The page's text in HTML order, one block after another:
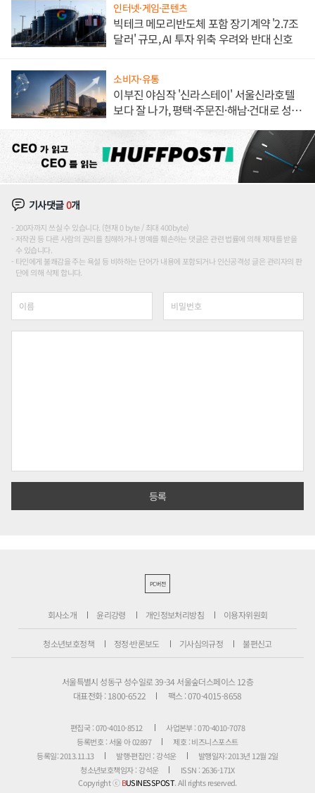
인터넷·게임·콘텐츠
빅테크 메모리반도체 포함 장기계약 '2.7조
달러' 규모, AI 투자 위축 우려와 반대 신호
소비자·유통
이부진 야심작 '신라스테이' 서울신라호텔
보다 잘 나가, 평택·주문진·해남·건대로 성
기사댓글0개
200자까지 쓰실 수 있습니다. (현재 0 byte / 최대 400byte)
저작권 등 다른 사람의 권리를 침해하거나 명예를 훼손하는 댓글은 관련 법률에 의해 제재를 받을
수 있습니다.
타인에게 불쾌감을 주는 욕설 등 비하하는 단어가 내용에 포함되거나 인신공격성 글은 관리자의 판
단에 의해 삭제 합니다.
PC버전
회사소개 윤리강령 개인정보처리방침 이용자위원회
청소년보호정책 정정·반론보도 기사심의규정 불편신고
서울특별시 성동구 성수일로 39-34 서울숲더스페이스 12층
대표전화 : 1800-6522
팩스 : 070-4015-8658
편집국 : 070-4010-8512
사업본부 : 070-4010-7078
등록번호 : 서울 아 02897
제호 : 비즈니스포스트
등록일: 2013.11.13
발행·편집인 : 강석운
발행일자: 2013년 12월 2일
청소년보호책임자 : 강석운
ISSN : 2636-171X
Copyright ⓒBUSINESSPOST. All rights reserved.